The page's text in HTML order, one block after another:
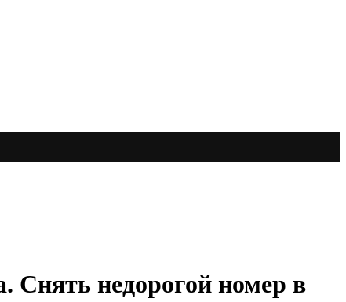
Снять недорогой номер в